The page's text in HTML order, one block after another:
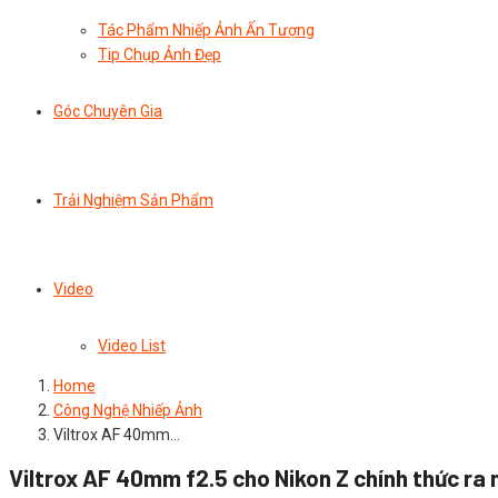
Tác Phẩm Nhiếp Ảnh Ấn Tượng
Tip Chụp Ảnh Đẹp
Góc Chuyên Gia
Trải Nghiệm Sản Phẩm
Video
Video List
Home
Công Nghệ Nhiếp Ảnh
Viltrox AF 40mm…
Viltrox AF 40mm f2.5 cho Nikon Z chính thức ra